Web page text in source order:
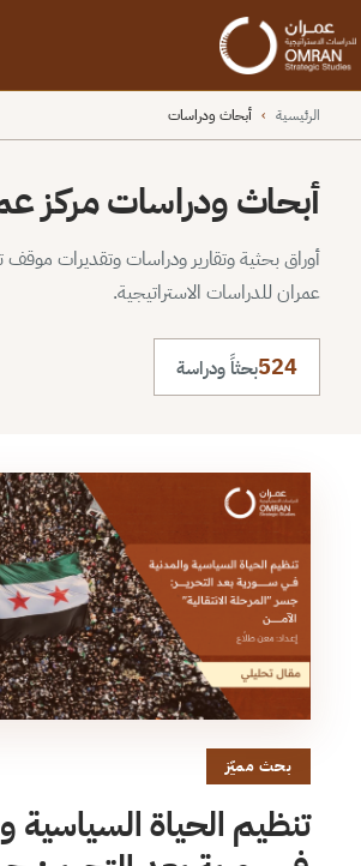
الرئيسية › أبحاث ودراسات
أبحاث ودراسات مركز
أوراق بحثية وتقارير ودراسات وتقديرات
عمران للدراسات الاستراتيجية.
524بحثاً ودراسة
بحث مميّز
تنظيم الحياة السياسية